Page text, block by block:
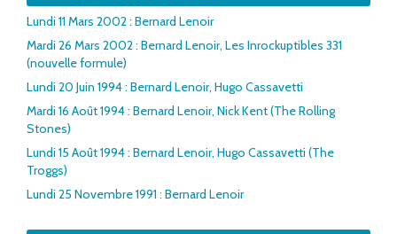
Lundi 11 Mars 2002 : Bernard Lenoir
Mardi 26 Mars 2002 : Bernard Lenoir, Les Inrockuptibles 331
(nouvelle formule)
Lundi 20 Juin 1994 : Bernard Lenoir, Hugo Cassavetti
Mardi 16 Août 1994 : Bernard Lenoir, Nick Kent (The Rolling
Stones)
Lundi 15 Août 1994 : Bernard Lenoir, Hugo Cassavetti (The
Troggs)
Lundi 25 Novembre 1991 : Bernard Lenoir